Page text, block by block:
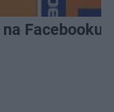
Facebooku!